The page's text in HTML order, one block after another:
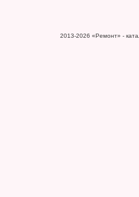
2013-2026 «Ремонт» -